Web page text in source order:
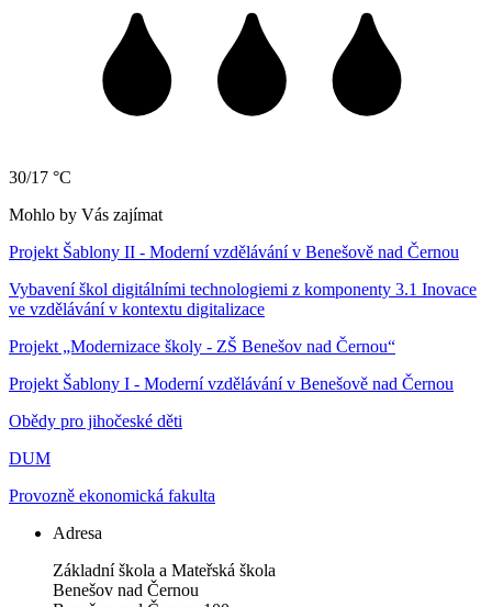
30/17 °C
Mohlo by Vás zajímat
Projekt Šablony II - Moderní vzdělávání v Benešově nad Černou
Vybavení škol digitálními technologiemi z komponenty 3.1 Inovace
ve vzdělávání v kontextu digitalizace
Projekt „Modernizace školy - ZŠ Benešov nad Černou“
Projekt Šablony I - Moderní vzdělávání v Benešově nad Černou
Obědy pro jihočeské děti
DUM
Provozně ekonomická fakulta
Adresa
Základní škola a Mateřská škola
Benešov nad Černou